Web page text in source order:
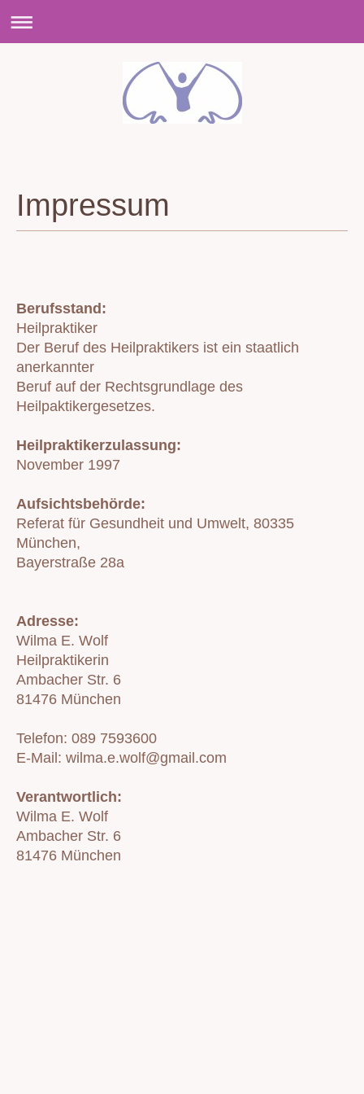
Impressum
Berufsstand:
Heilpraktiker
Der Beruf des Heilpraktikers ist ein staatlich
anerkannter
Beruf auf der Rechtsgrundlage des
Heilpaktikergesetzes.
Heilpraktikerzulassung:
November 1997
Aufsichtsbehörde:
Referat für Gesundheit und Umwelt, 80335
München,
Bayerstraße 28a
Adresse:
Wilma E. Wolf
Heilpraktikerin
Ambacher Str. 6
81476 München
Telefon: 089 7593600
E-Mail: wilma.e.wolf@gmail.com
Verantwortlich:
Wilma E. Wolf
Ambacher Str. 6
81476 München